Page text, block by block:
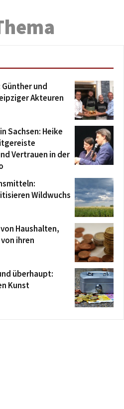
und
Akteuren
Sachsen: Heike
Vertrauen in der
Wildwuchs
Haushalten,
ihren
überhaupt:
Kunst